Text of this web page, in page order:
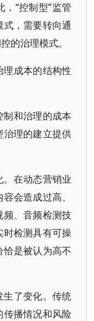
“控制型”监管
，需要转向通
的治理模式。
理成本的结构性
和治理的成本
理的建立提供
在动态营销业
会造成过高、
频、音频检测技
检测具有可操
是被认为高不
了变化。传统
播情况和风险